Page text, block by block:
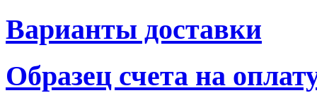
Варианты доставки
Образец счета на